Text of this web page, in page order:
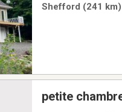
véhicules
Shefford (241
petite